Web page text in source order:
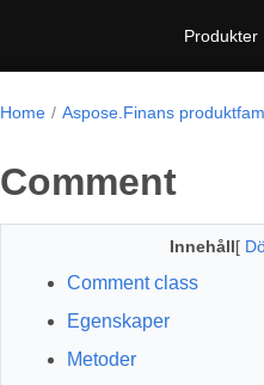
Produkter
Home Aspose.Finans
Comment
Innehåll[
Comment class
Egenskaper
Metoder